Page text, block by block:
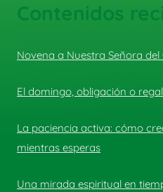
Contenidos
Novena a Nuestra Señora del
El domingo, obligación o
La paciencia activa: cómo
mientras esperas
Una mirada espiritual en